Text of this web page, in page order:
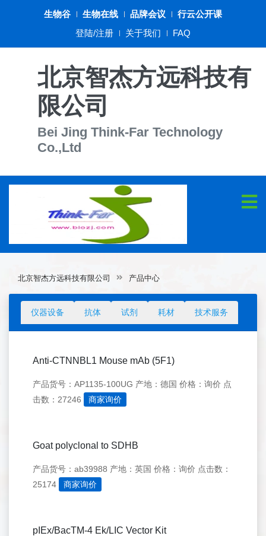
生物谷 生物在线 品牌会议
行云公开课
登陆/注册
关于我们 FAQ
北京智杰方远科技有
限公司
Bei Jing Think-Far Technology
Co.,Ltd
北京智杰方远科技有限公司 产品中心
仪器设备 抗体 试剂 耗材 技术服务
Anti-CTNNBL1 Mouse mAb (5F1)
产品货号：AP1135-100UG 产地：德国 价格：询价 点
击数：27246
商家询价
Goat polyclonal to SDHB
产品货号：ab39988 产地：英国 价格：询价 点击数：
25174
商家询价
pIEx/BacTM-4 Ek/LIC Vector Kit